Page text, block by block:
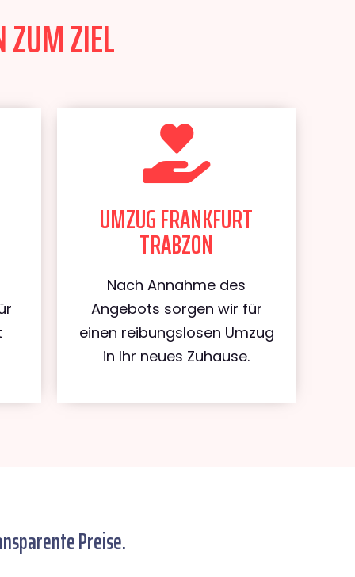
ZIEL
UMZUG FRANKFURT
TRABZON
Nach Annahme des
Angebots sorgen wir für
einen reibungslosen Umzug
in Ihr neues Zuhause.
Preise.